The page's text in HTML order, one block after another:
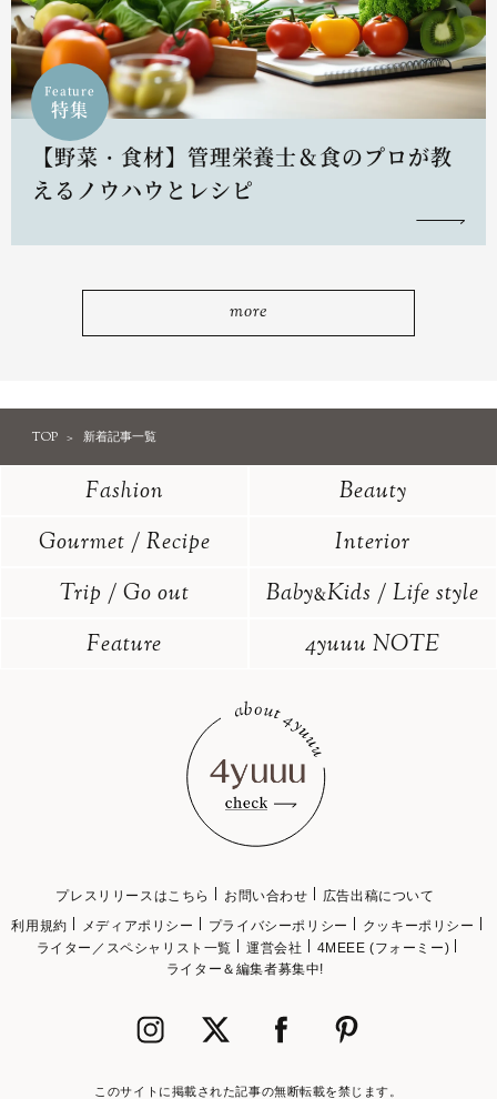
Feature
特集
【野菜・食材】管理栄養士＆食のプロが教
えるノウハウとレシピ
more
TOP 新着記事一覧
Fashion
Beauty
Gourmet / Recipe
Interior
Trip / Go out
Baby&Kids / Life style
Feature
4yuuu NOTE
プレスリリースはこちら お問い合わせ
広告出稿について
利用規約
メディアポリシー プライバシーポリシー
クッキーポリシー
ライター／スペシャリスト一覧
運営会社
4MEEE (フォーミー)
ライター＆編集者募集中!
このサイトに掲載された記事の無断転載を禁じます。